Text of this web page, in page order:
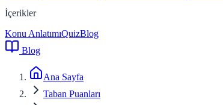
İçerikler
Konu AnlatımıQuizBlog
Blog
Ana Sayfa
Taban Puanları